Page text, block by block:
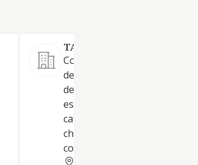
TAMAYA MALLORCA SL.
Como actividad principal: El
desarrollo, explotación y
de las actividades propias de
establecimiento de
cafetería, café-bar, heladería,
chocolatería,
comida rápida y similares...